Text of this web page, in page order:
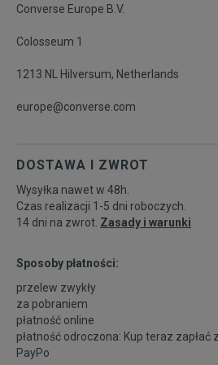
46
Converse Europe B.V.
Colosseum 1
1213 NL Hilversum, Netherlands
europe@converse.com
DOSTAWA I ZWROT
Wysyłka nawet w 48h.
Czas realizacji 1-5 dni roboczych.
14 dni na zwrot. Zasady i warunki
Sposoby płatności:
przelew zwykły
za pobraniem
płatność online
płatność odroczona: Kup teraz zapłać
PayPo